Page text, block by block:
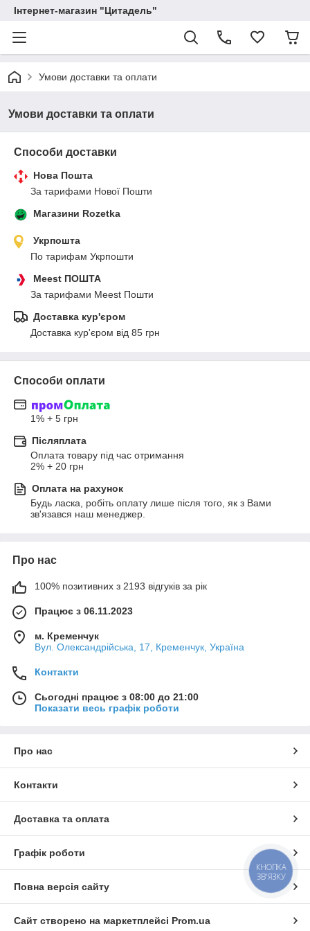
Інтернет-магазин "Цитадель"
Умови доставки та оплати
Умови доставки та оплати
Способи доставки
Нова Пошта
За тарифами Нової Пошти
Магазини Rozetka
Укрпошта
По тарифам Укрпошти
Meest ПОШТА
За тарифами Meest Пошти
Доставка кур'єром
Доставка кур'єром від 85 грн
Способи оплати
1% + 5 грн
Післяплата
Оплата товару під час отримання
2% + 20 грн
Оплата на рахунок
Будь ласка, робіть оплату лише після того, як з Вами
зв'язався наш менеджер.
Про нас
100% позитивних з 2193 відгуків за рік
Працює з 06.11.2023
м. Кременчук
Вул. Олександрійська, 17, Кременчук, Україна
Контакти
Сьогодні працює з 08:00 до 21:00
Показати весь графік роботи
Про нас
Контакти
Доставка та оплата
Графік роботи
Повна версія сайту
Сайт створено на маркетплейсі Prom.ua
КНОПКА
ЗВ'ЯЗКУ